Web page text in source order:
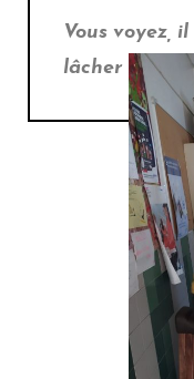
Vous voyez,
lâcher 😉 !!